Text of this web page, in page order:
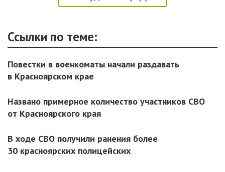
Ссылки по теме:
Повестки в военкоматы начали раздавать
в Красноярском крае
Названо примерное количество участников СВО
от Красноярского края
В ходе СВО получили ранения более
30 красноярских полицейских